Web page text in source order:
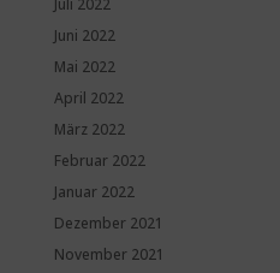
Juli 2022
Juni 2022
Mai 2022
April 2022
März 2022
Februar 2022
Januar 2022
Dezember 2021
November 2021